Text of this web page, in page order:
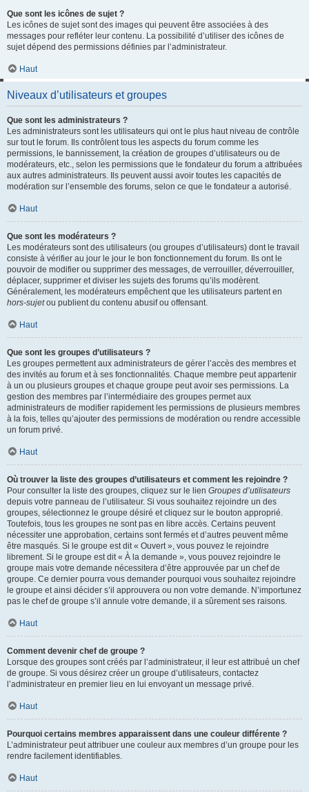
Que sont les icônes de sujet ?
Les icônes de sujet sont des images qui peuvent être associées à des
messages pour refléter leur contenu. La possibilité d’utiliser des icônes de
sujet dépend des permissions définies par l’administrateur.
Haut
Niveaux d’utilisateurs et groupes
Que sont les administrateurs ?
Les administrateurs sont les utilisateurs qui ont le plus haut niveau de contrôle
sur tout le forum. Ils contrôlent tous les aspects du forum comme les
permissions, le bannissement, la création de groupes d’utilisateurs ou de
modérateurs, etc., selon les permissions que le fondateur du forum a attribuées
aux autres administrateurs. Ils peuvent aussi avoir toutes les capacités de
modération sur l’ensemble des forums, selon ce que le fondateur a autorisé.
Haut
Que sont les modérateurs ?
Les modérateurs sont des utilisateurs (ou groupes d’utilisateurs) dont le travail
consiste à vérifier au jour le jour le bon fonctionnement du forum. Ils ont le
pouvoir de modifier ou supprimer des messages, de verrouiller, déverrouiller,
déplacer, supprimer et diviser les sujets des forums qu’ils modèrent.
Généralement, les modérateurs empêchent que les utilisateurs partent en
hors-sujetou publient du contenu abusif ou offensant.
Haut
Que sont les groupes d’utilisateurs ?
Les groupes permettent aux administrateurs de gérer l’accès des membres et
des invités au forum et à ses fonctionnalités. Chaque membre peut appartenir
à un ou plusieurs groupes et chaque groupe peut avoir ses permissions. La
gestion des membres par l’intermédiaire des groupes permet aux
administrateurs de modifier rapidement les permissions de plusieurs membres
à la fois, telles qu’ajouter des permissions de modération ou rendre accessible
un forum privé.
Haut
Où trouver la liste des groupes d’utilisateurs et comment les rejoindre ?
Pour consulter la liste des groupes, cliquez sur le lien Groupes d’utilisateurs
depuis votre panneau de l’utilisateur. Si vous souhaitez rejoindre un des
groupes, sélectionnez le groupe désiré et cliquez sur le bouton approprié.
Toutefois, tous les groupes ne sont pas en libre accès. Certains peuvent
nécessiter une approbation, certains sont fermés et d’autres peuvent même
être masqués. Si le groupe est dit « Ouvert », vous pouvez le rejoindre
librement. Si le groupe est dit « À la demande », vous pouvez rejoindre le
groupe mais votre demande nécessitera d’être approuvée par un chef de
groupe. Ce dernier pourra vous demander pourquoi vous souhaitez rejoindre
le groupe et ainsi décider s’il approuvera ou non votre demande. N’importunez
pas le chef de groupe s’il annule votre demande, il a sûrement ses raisons.
Haut
Comment devenir chef de groupe ?
Lorsque des groupes sont créés par l’administrateur, il leur est attribué un chef
de groupe. Si vous désirez créer un groupe d’utilisateurs, contactez
l’administrateur en premier lieu en lui envoyant un message privé.
Haut
Pourquoi certains membres apparaissent dans une couleur différente ?
L’administrateur peut attribuer une couleur aux membres d’un groupe pour les
rendre facilement identifiables.
Haut